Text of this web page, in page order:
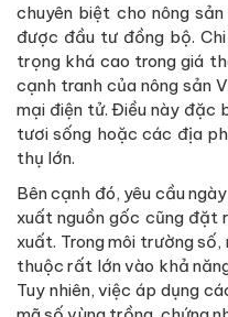
chuyên biệt cho nông
được đầu tư đồng bộ.
trọng khá cao trong giá
cạnh tranh của nông sản
mại điện tử. Điều này đặc
tươi sống hoặc các địa
thụ lớn.
Bên cạnh đó, yêu cầu
xuất nguồn gốc cũng đặt
xuất. Trong môi trường số,
thuộc rất lớn vào khả
Tuy nhiên, việc áp dụng